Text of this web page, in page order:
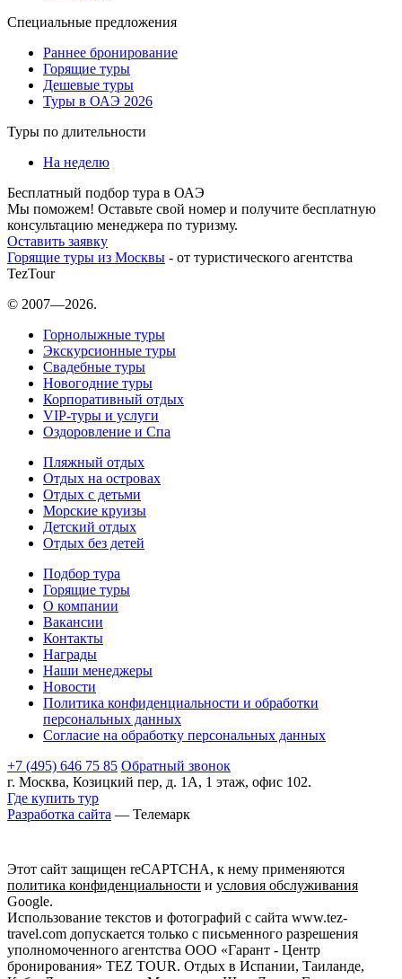
Специальные предложения
Раннее бронирование
Горящие туры
Дешевые туры
Туры в ОАЭ 2026
Туры по длительности
На неделю
Бесплатный подбор тура в ОАЭ
Мы поможем! Оставьте свой номер и получите бесплатную
консультацию менеджера по туризму.
Оставить заявку
Горящие туры из Москвы - от туристического агентства
TezTour
© 2007—2026.
Горнолыжные туры
Экскурсионные туры
Свадебные туры
Новогодние туры
Корпоративный отдых
VIP-туры и услуги
Оздоровление и Спа
Пляжный отдых
Отдых на островах
Отдых с детьми
Морские круизы
Детский отдых
Отдых без детей
Подбор тура
Горящие туры
О компании
Вакансии
Контакты
Награды
Наши менеджеры
Новости
Политика конфиденциальности и обработки
персональных данных
Согласие на обработку персональных данных
+7 (495) 646 75 85 Обратный звонок
г. Москва, Козицкий пер, д. 1А, 1 этаж, офис 102.
Где купить тур
Разработка сайта — Телемарк
Этот сайт защищен reCAPTCHA, к нему применяются
политика конфиденциальности и условия обслуживания
Google.
Использование текстов и фотографий с сайта www.tez-
travel.com допускается только с письменного разрешения
уполномоченного агентства ООО «Гарант - Центр
бронирования» TEZ TOUR. Отдых в Испании, Таиланде,